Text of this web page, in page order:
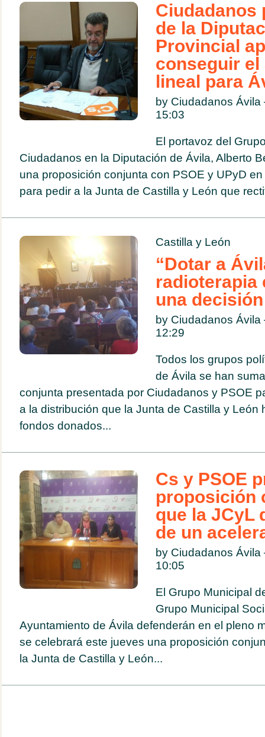
Ciudadanos
de la
Provincial
conseguir el
lineal para
by Ciudadanos
15:03
El portavoz del
Ciudadanos en la Diputación de Ávila, Alberto
una proposición conjunta con PSOE y UPyD
para pedir a la Junta de Castilla y León que
Castilla y León
“Dotar a
radioterapia
una
by Ciudadanos
12:29
Todos los grupos
de Ávila se han
conjunta presentada por Ciudadanos y PSOE
a la distribución que la Junta de Castilla y León
fondos donados...
Cs y PSOE
proposición
que la JCyL
de un
by Ciudadanos
10:05
El Grupo Municipal
Grupo Municipal
Ayuntamiento de Ávila defenderán en el pleno
se celebrará este jueves una proposición
la Junta de Castilla y León...